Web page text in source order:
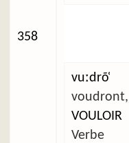
358
vuːdrõ̜
voudront,
VOULOIR
Verbe